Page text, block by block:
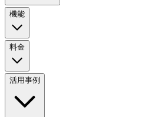
機能
料金
活用事例